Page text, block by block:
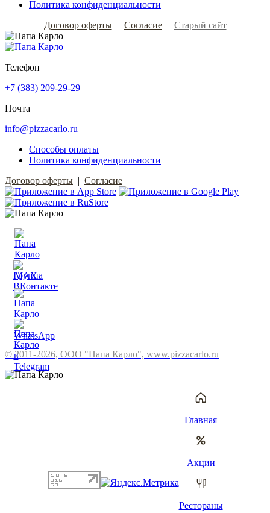
Политика конфиденциальности
Договор оферты
Согласие Старый сайт
Телефон
+7 (383) 209-29-29
Почта
info@pizzacarlo.ru
Способы оплаты
Политика конфиденциальности
Договор оферты | Согласие
© 2011-2026, ООО "Папа Карло", www.pizzacarlo.ru
Главная
Акции
Рестораны